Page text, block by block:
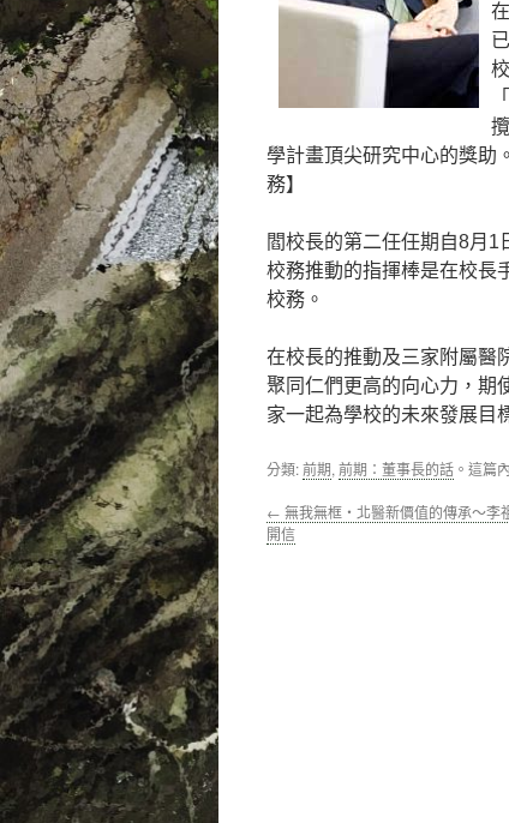
學計畫頂尖研究中心的獎助
務】
閻校長的第二任任期自8月
校務推動的指揮棒是在校長
校務。
在校長的推動及三家附屬醫
聚同仁們更高的向心力，期
家一起為學校的未來發展目
分類:前期, 前期：董事長的話 。這篇
← 無我無框‧北醫新價值的傳承～李
開信